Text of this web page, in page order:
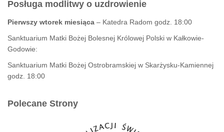
Posługa modlitwy o uzdrowienie
Pierwszy wtorek miesiąca – Katedra Radom godz. 18:00
Sanktuarium Matki Bożej Bolesnej Królowej Polski w Kałkowie-
Godowie:
Sanktuarium Matki Bożej Ostrobramskiej w Skarżysku-Kamiennej
godz. 18:00
Polecane Strony